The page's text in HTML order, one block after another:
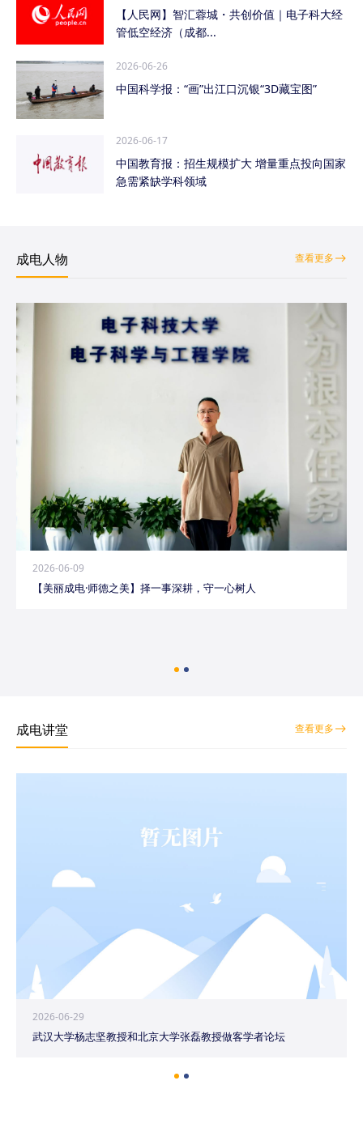
【人民网】智汇蓉城・共创价值｜电子科大经
管低空经济（成都...
2026-06-26
中国科学报：“画”出江口沉银“3D藏宝图”
2026-06-17
中国教育报：招生规模扩大 增量重点投向国家
急需紧缺学科领域
成电人物 查看更多
2026-06-09
【美丽成电·师德之美】择一事深耕，守一心树人
成电讲堂 查看更多
2026-06-29
武汉大学杨志坚教授和北京大学张磊教授做客学者论坛